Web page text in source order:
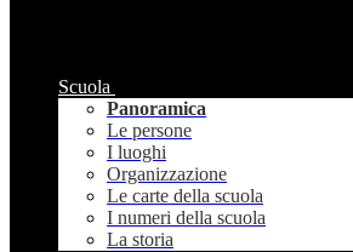
Scuola
Panoramica
Le persone
I luoghi
Organizzazione
Le carte della scuola
I numeri della scuola
La storia